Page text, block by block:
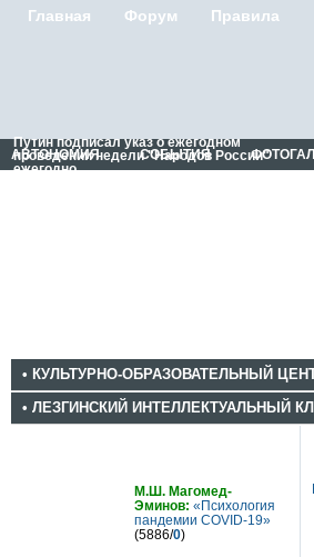
Главная Форум Правила
АВТОНОМИЯ СОБЫТИЯ
Путин подписал указ о ежегодном
проведении недели "Народов России"
ежегодно
• КУЛЬТУРНО-ОБРАЗОВАТЕЛЬНЫЙ
• ЛЕЗГИНСКИЙ ИНТЕЛЛЕКТУАЛЬНЫЙ
М.Ш. Магомед-
Эминов: «Психология
пандемии COVID-19»
(5886/0)